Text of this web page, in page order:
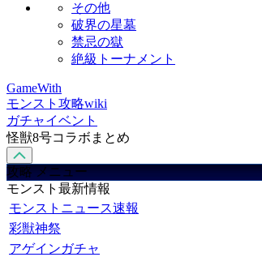
その他
破界の星墓
禁忌の獄
絶級トーナメント
GameWith
モンスト攻略wiki
ガチャイベント
怪獣8号コラボまとめ
攻略 メニュー
モンスト最新情報
モンストニュース速報
彩獣神祭
アゲインガチャ